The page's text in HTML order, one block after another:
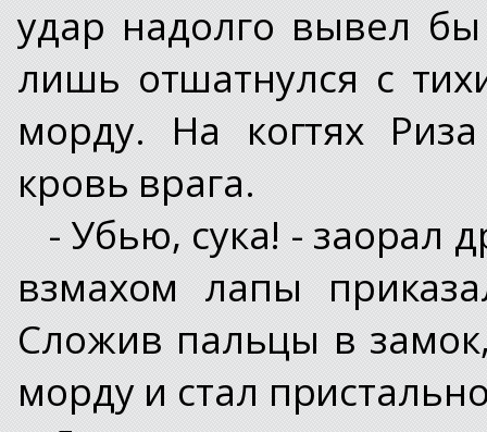
удар надолго вывел
лишь отшатнулся с
морду. На когтях
кровь врага.
- Убью, сука! - заорал
взмахом лапы
Сложив пальцы в
морду и стал